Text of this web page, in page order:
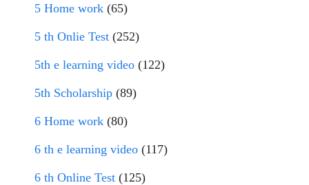
5 Home work (65)
5 th Onlie Test (252)
5th e learning video (122)
5th Scholarship (89)
6 Home work (80)
6 th e learning video (117)
6 th Online Test (125)